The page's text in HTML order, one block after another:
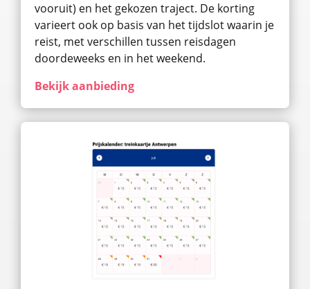
vooruit) en het gekozen traject. De korting
varieert ook op basis van het tijdslot waarin je
reist, met verschillen tussen reisdagen
doordeweeks en in het weekend.
Bekijk aanbieding